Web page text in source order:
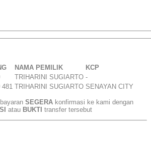
NAMA PEMILIK
KCP
TRIHARINI SUGIARTO -
TRIHARINI SUGIARTO SENAYAN CITY
SEGERA konfirmasi ke kami dengan
atau BUKTI transfer tersebut